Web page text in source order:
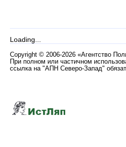
Loading...
Copyright © 2006-2026 «Агентство
При полном или частичном
ссылка на "АПН Северо-Запад"